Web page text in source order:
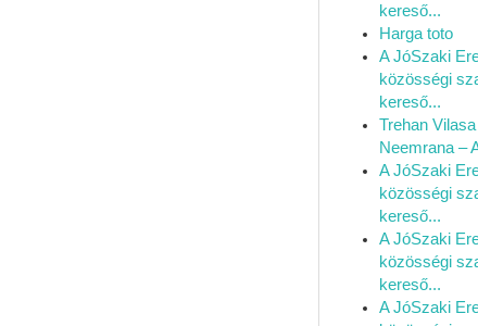
kereső...
Harga toto
A JóSzaki
közösségi
kereső...
Trehan
Neemrana –
A JóSzaki
közösségi
kereső...
A JóSzaki
közösségi
kereső...
A JóSzaki